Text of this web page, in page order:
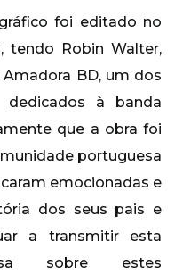
foi editado no
tendo Robin Walter,
BD, um dos
dedicados à banda
que a obra foi
portuguesa
emocionadas e
dos seus pais e
a transmitir esta
sobre estes